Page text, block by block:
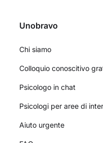
Unobravo
Chi siamo
Colloquio conoscitivo
Psicologo in chat
Psicologi per aree di
Aiuto urgente